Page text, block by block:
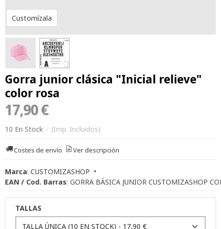
Customízala
Gorra junior clásica "Inicial relieve"
color rosa
17,90 €
10 En Stock - (Imp. Incluidos)
Costes de envío Ver descripción
Marca: CUSTOMIZASHOP •
EAN / Cod. Barras: GORRA BÁSICA JUNIOR CUSTOMIZASHOP
TALLAS